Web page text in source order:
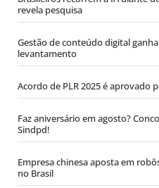
revela pesquisa
Gestão de conteúdo digital
levantamento
Acordo de PLR 2025 é aprovado
Faz aniversário em agosto?
Sindpd!
Empresa chinesa aposta em
no Brasil